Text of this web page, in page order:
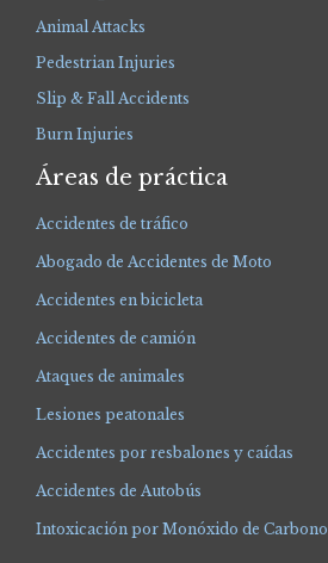
Animal Attacks
Pedestrian Injuries
Slip & Fall Accidents
Burn Injuries
Áreas de práctica
Accidentes de tráfico
Abogado de Accidentes de Moto
Accidentes en bicicleta
Accidentes de camión
Ataques de animales
Lesiones peatonales
Accidentes por resbalones y caídas
Accidentes de Autobús
Intoxicación por Monóxido de Carbono